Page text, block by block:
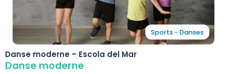
Sports - Danses
Danse moderne – Escola del Mar
Danse moderne